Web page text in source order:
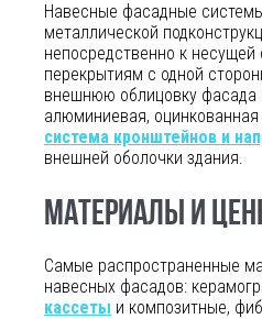
Навесные фасадные
металлической
непосредственно к
перекрытиям с одной
внешнюю облицовку фасада
алюминиевая,
система кронштейнов и
внешней оболочки здания.
МАТЕРИАЛЫ И
Самые распространенные
навесных фасадов:
кассеты и композитные,